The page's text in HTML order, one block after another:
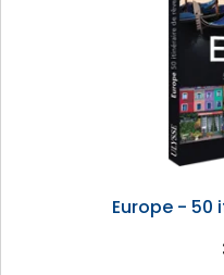
Europe - 50